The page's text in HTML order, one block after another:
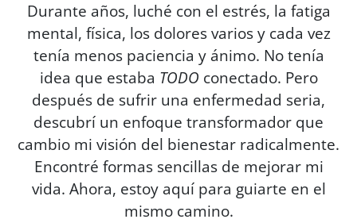
Durante años, luché con el estrés, la fatiga
mental, física, los dolores varios y cada vez
tenía menos paciencia y ánimo. No tenía
idea que estaba TODO conectado. Pero
después de sufrir una enfermedad seria,
descubrí un enfoque transformador que
cambio mi visión del bienestar radicalmente.
Encontré formas sencillas de mejorar mi
vida. Ahora, estoy aquí para guiarte en el
mismo camino.